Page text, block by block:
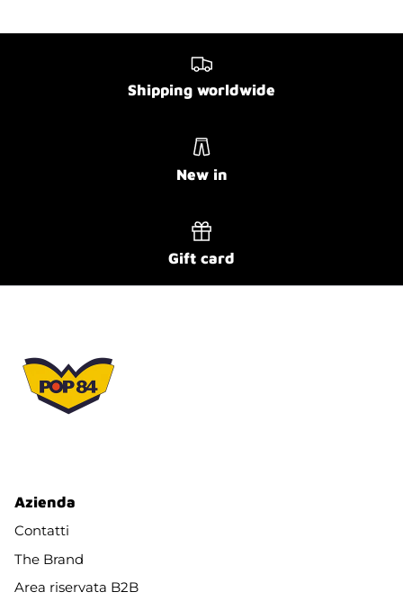
Shipping worldwide
New in
Gift card
Azienda
Contatti
The Brand
Area riservata B2B